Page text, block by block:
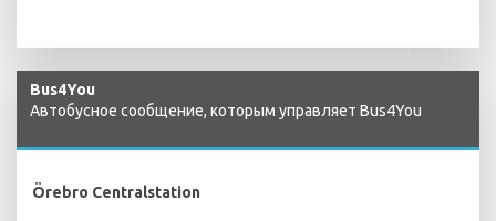
Bus4You
Автобусное сообщение, которым управляет Bus4You
Örebro Centralstation